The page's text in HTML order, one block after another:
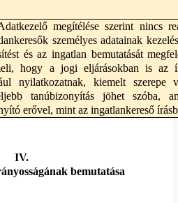
megítélése szerint nincs
személyes adatainak
és az ingatlan bemutatását
hogy a jogi eljárásokban is az
nyilatkozatnak, kiemelt szerepe
tanúbizonyítás jöhet szóba,
erővel, mint az ingatlankereső
IV.
bemutatása